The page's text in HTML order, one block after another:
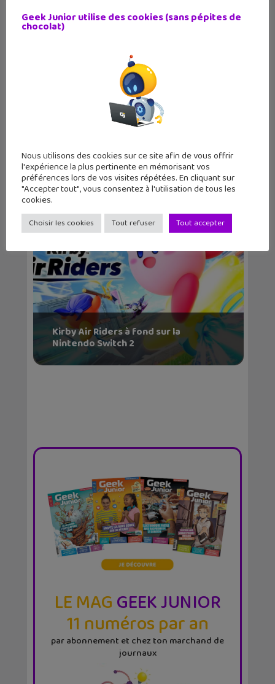
Mario Tennis Fever : une bande-
annonce et des prom...
Kirby Air Riders à fond sur la
Nintendo Switch 2
LE MAGGEEK JUNIOR
11 numéros par an
par abonnement et chez ton marchand de
journaux
Geek Junior utilise des cookies (sans pépites de
chocolat)
Nous utilisons des cookies sur ce site afin de vous offrir
l'expérience la plus pertinente en mémorisant vos
préférences lors de vos visites répétées. En cliquant sur
"Accepter tout", vous consentez à l'utilisation de tous les
cookies.
Choisir les cookies Tout refuser Tout accepter